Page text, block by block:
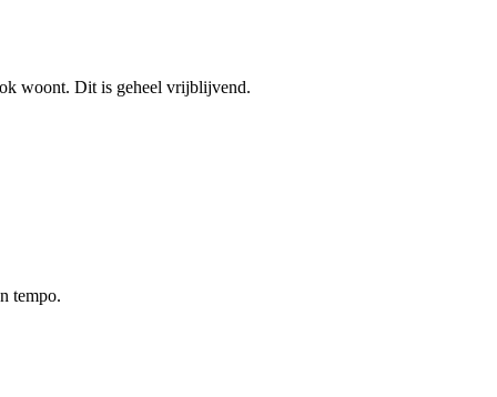
woont. Dit is geheel vrijblijvend.
tempo.